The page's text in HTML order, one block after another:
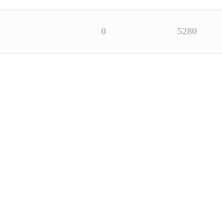
0 5280